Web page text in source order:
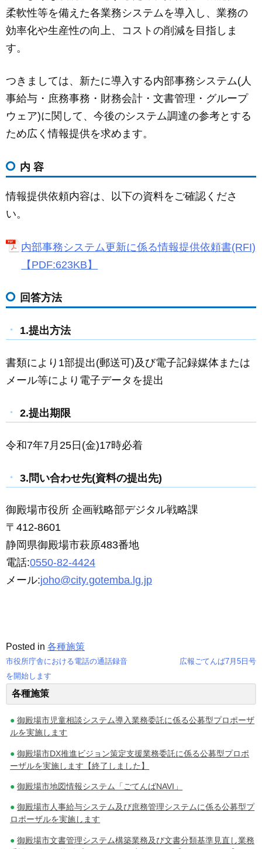
柔軟性等を備えた各業務システムを導入し、業務の
効率化や生産性の向上、コストの削減を目指しま
す。
つきましては、新たに導入する内部事務システム(人
事給与・庶務事務・財務会計・文書管理・グループ
ウェア)に関して、今後のシステム調達の参考とする
ため広く情報提供を求めます。
内 容
情報提供依頼内容は、以下の資料をご確認くださ
い。
内部事務システム更新に係る情報提供依頼書(RFI)
【PDF:623KB】
回答方法
1.提出方法
書類により1部提出(郵送可)及び電子記録媒体または
メール等により電子データを提出
2.提出期限
令和7年7月25日(金)17時必着
3.問い合わせ先(資料の提出先)
御殿場市役所 企画戦略部デジタル戦略課
〒412-8601
静岡県御殿場市萩原483番地
電話:0550-82-4424
メール:joho@city.gotemba.lg.jp
Posted in 各種施策
投
稿
ナ
ビ
ゲ
ー
シ
市役所庁舎における電話の通話録音
を開始します
広報ごてんば7月5日号
各種施策
御殿場市児童相談システム導入業務委託に係る公募型プロポーザ
ルを実施します
御殿場市DX推進ビジョン策定支援業務委託に係る公募型プロポ
ーザルを実施します【終了しました】
御殿場市地図情報システム「ごてんばNAVI」
御殿場市人事給与システム及び庶務管理システムに係る公募型プ
ロポーザルを実施します
御殿場市文書管理システム構築業務及び文書分類基準見直し業務